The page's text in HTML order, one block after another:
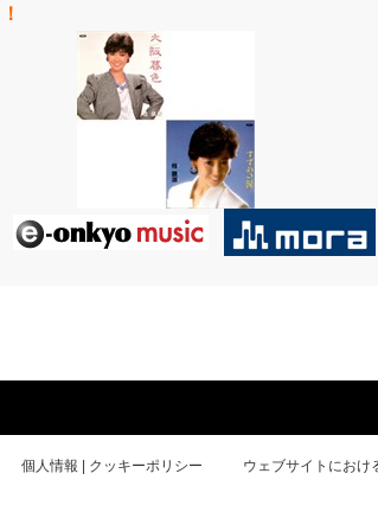
個人情報 | クッキーポリシー ウェブサイトにおけ